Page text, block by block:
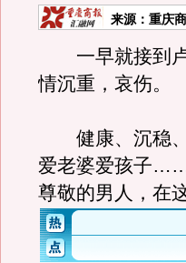
来源： 重庆
一早就接到卢
情沉重，哀伤。
健康、沉稳、
爱老婆爱孩子……
尊敬的男人，在